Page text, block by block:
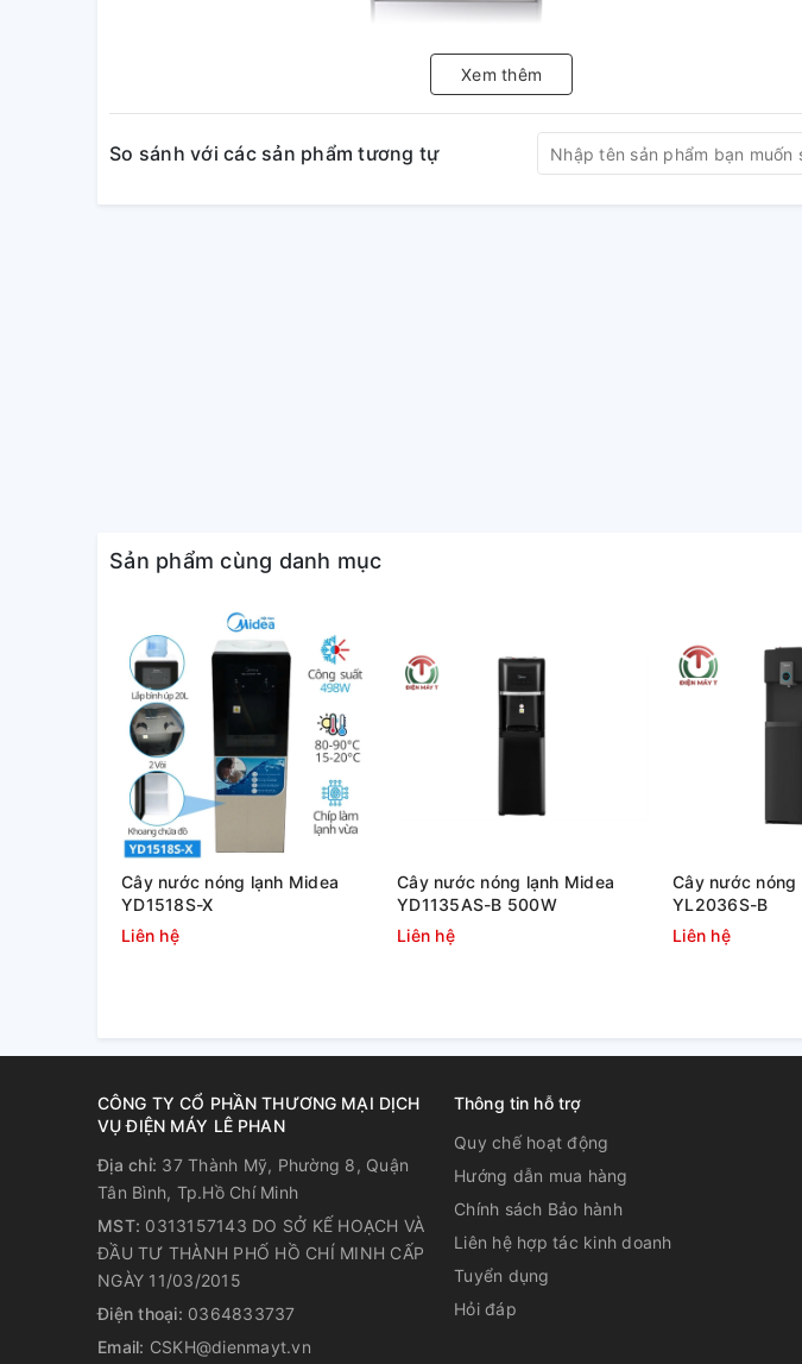
Xem thêm
So sánh với các sản phẩm tương tự
Sản phẩm cùng danh mục
Cây nước nóng lạnh Midea
YD1518S-X
Liên hệ
Cây nước nóng lạnh Midea
YD1135AS-B 500W
Liên hệ
Cây nước nóng
YL2036S-B
Liên hệ
CÔNG TY CỔ PHẦN THƯƠNG MẠI DỊCH
VỤ ĐIỆN MÁY LÊ PHAN
Địa chỉ: 37 Thành Mỹ, Phường 8, Quận
Tân Bình, Tp.Hồ Chí Minh
MST: 0313157143 DO SỞ KẾ HOẠCH VÀ
ĐẦU TƯ THÀNH PHỐ HỒ CHÍ MINH CẤP
NGÀY 11/03/2015
Điện thoại: 0364833737
Email: CSKH@dienmayt.vn
Thông tin hỗ trợ
Quy chế hoạt động
Hướng dẫn mua hàng
Chính sách Bảo hành
Liên hệ hợp tác kinh doanh
Tuyển dụng
Hỏi đáp